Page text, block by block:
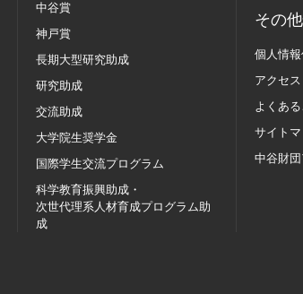
中谷賞
神戸賞
長期大型研究助成
研究助成
交流助成
大学院生奨学金
国際学生交流プログラム
科学教育振興助成・
次世代理系人材育成プログラム助
成
その
個人情
アクセス
よくあ
サイト
中谷財